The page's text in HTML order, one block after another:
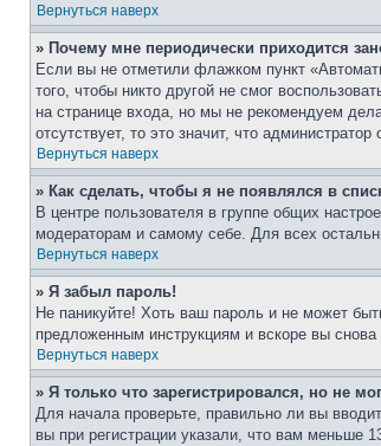
Вернуться наверх
» Почему мне периодически приходится
Если вы не отметили флажком пункт
того, чтобы никто другой не смог
на странице входа, но мы не рекомендуем
отсутствует, то это значит, что
Вернуться наверх
» Как сделать, чтобы я не появлялся в
В центре пользователя в группе общих
модераторам и самому себе. Для всех
Вернуться наверх
» Я забыл пароль!
Не паникуйте! Хоть ваш пароль и не может
предложенным инструкциям и вскоре вы
Вернуться наверх
» Я только что зарегистрировался, но не
Для начала проверьте, правильно ли вы
вы при регистрации указали, что вам меньше